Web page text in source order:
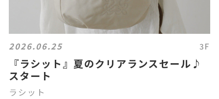
2026.06.25 3F
『ラシット』夏のクリアランスセール♪
スタート
ラシット